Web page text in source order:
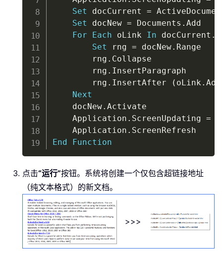
Set docCurrent =
Set docNew = Documents . Add
For
Each oLink In docCurrent .
Set rng = docNew. Range
        rng
. Collapse
        rng
. InsertParagraph
        rng
. InsertAfter ( oLink .
Next
    docNew
. Activate
    Application
. ScreenUpdating =
    Application
.
End
Function
点击“运行”按钮。系统将创建一个仅包含超链接地址
（纯文本格式）的新文档。
>>>